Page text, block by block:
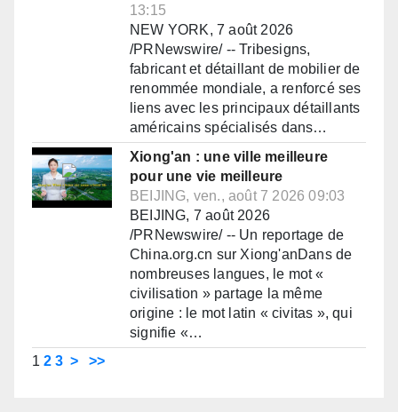
13:15
NEW YORK, 7 août 2026
/PRNewswire/ -- Tribesigns,
fabricant et détaillant de mobilier de
renommée mondiale, a renforcé ses
liens avec les principaux détaillants
américains spécialisés dans…
Xiong'an : une ville meilleure
pour une vie meilleure
BEIJING, ven., août 7 2026 09:03
BEIJING, 7 août 2026
/PRNewswire/ -- Un reportage de
China.org.cn sur Xiong'anDans de
nombreuses langues, le mot «
civilisation » partage la même
origine : le mot latin « civitas », qui
signifie «…
1 2 3 > >>